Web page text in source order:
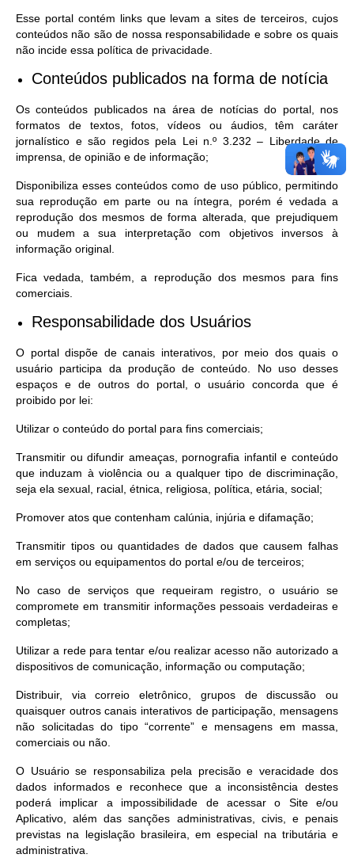
Esse portal contém links que levam a sites de terceiros, cujos
conteúdos não são de nossa responsabilidade e sobre os quais
não incide essa política de privacidade.
Conteúdos publicados na forma de notícia
Os conteúdos publicados na área de notícias do portal, nos
formatos de textos, fotos, vídeos ou áudios, têm caráter
jornalístico e são regidos pela Lei n.º 3.232 – Liberdade de
imprensa, de opinião e de informação;
Disponibiliza esses conteúdos como de uso público, permitindo
sua reprodução em parte ou na íntegra, porém é vedada a
reprodução dos mesmos de forma alterada, que prejudiquem
ou mudem a sua interpretação com objetivos inversos à
informação original.
Fica vedada, também, a reprodução dos mesmos para fins
comerciais.
Responsabilidade dos Usuários
O portal dispõe de canais interativos, por meio dos quais o
usuário participa da produção de conteúdo. No uso desses
espaços e de outros do portal, o usuário concorda que é
proibido por lei:
Utilizar o conteúdo do portal para fins comerciais;
Transmitir ou difundir ameaças, pornografia infantil e conteúdo
que induzam à violência ou a qualquer tipo de discriminação,
seja ela sexual, racial, étnica, religiosa, política, etária, social;
Promover atos que contenham calúnia, injúria e difamação;
Transmitir tipos ou quantidades de dados que causem falhas
em serviços ou equipamentos do portal e/ou de terceiros;
No caso de serviços que requeiram registro, o usuário se
compromete em transmitir informações pessoais verdadeiras e
completas;
Utilizar a rede para tentar e/ou realizar acesso não autorizado a
dispositivos de comunicação, informação ou computação;
Distribuir, via correio eletrônico, grupos de discussão ou
quaisquer outros canais interativos de participação, mensagens
não solicitadas do tipo “corrente” e mensagens em massa,
comerciais ou não.
O Usuário se responsabiliza pela precisão e veracidade dos
dados informados e reconhece que a inconsistência destes
poderá implicar a impossibilidade de acessar o Site e/ou
Aplicativo, além das sanções administrativas, civis, e penais
previstas na legislação brasileira, em especial na tributária e
administrativa.